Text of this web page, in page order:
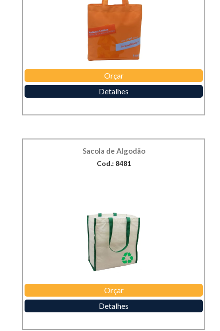
Orçar
Detalhes
Sacola de Algodão
Cod.: 8481
Orçar
Detalhes